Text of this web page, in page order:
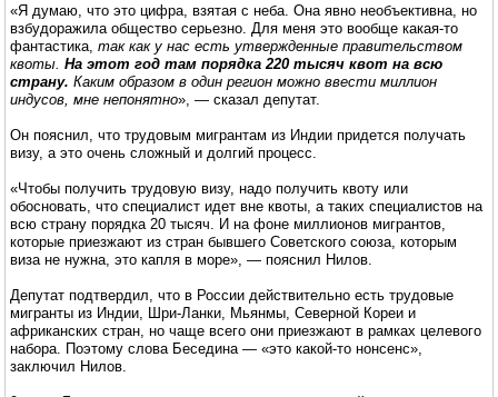
«Я думаю, что это цифра, взятая с неба. Она явно необъективна, но
взбудоражила общество серьезно. Для меня это вообще какая-то
фантастика, так как у нас есть утвержденные правительством
квоты. На этот год там порядка 220 тысяч квот на всю
страну. Каким образом в один регион можно ввести миллион
индусов, мне непонятно», — сказал депутат.
Он пояснил, что трудовым мигрантам из Индии придется получать
визу, а это очень сложный и долгий процесс.
«Чтобы получить трудовую визу, надо получить квоту или
обосновать, что специалист идет вне квоты, а таких специалистов на
всю страну порядка 20 тысяч. И на фоне миллионов мигрантов,
которые приезжают из стран бывшего Советского союза, которым
виза не нужна, это капля в море», — пояснил Нилов.
Депутат подтвердил, что в России действительно есть трудовые
мигранты из Индии, Шри-Ланки, Мьянмы, Северной Кореи и
африканских стран, но чаще всего они приезжают в рамках целевого
набора. Поэтому слова Беседина — «это какой-то нонсенс»,
заключил Нилов.